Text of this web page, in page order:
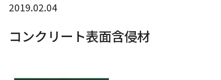
2019.02.04
コンクリート表面含侵材